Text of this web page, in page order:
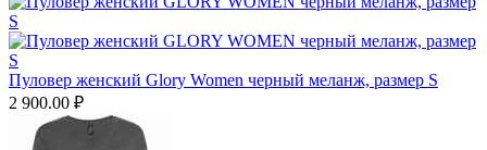
Пуловер женский Glory Women черный меланж, размер S
2 900.00 ₽